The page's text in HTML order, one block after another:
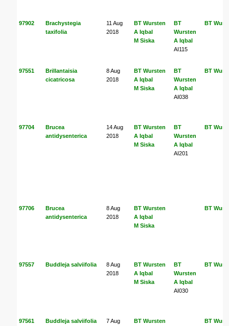
97902
Brachystegia
taxifolia
11 Aug
2018
BT Wursten
A Iqbal
M Siska
BT
Wursten
A Iqbal
AI115
BT
97551
Brillantaisia
cicatricosa
8 Aug
2018
BT Wursten
A Iqbal
M Siska
BT
Wursten
A Iqbal
AI038
BT
97704
Brucea
antidysenterica
14 Aug
2018
BT Wursten
A Iqbal
M Siska
BT
Wursten
A Iqbal
AI201
BT
97706
Brucea
antidysenterica
8 Aug
2018
BT Wursten
A Iqbal
M Siska
BT
97557 Buddleja salviifolia
8 Aug
2018
BT Wursten
A Iqbal
M Siska
BT
Wursten
A Iqbal
AI030
BT
97561 Buddleja salviifolia
7 Aug
BT Wursten
BT